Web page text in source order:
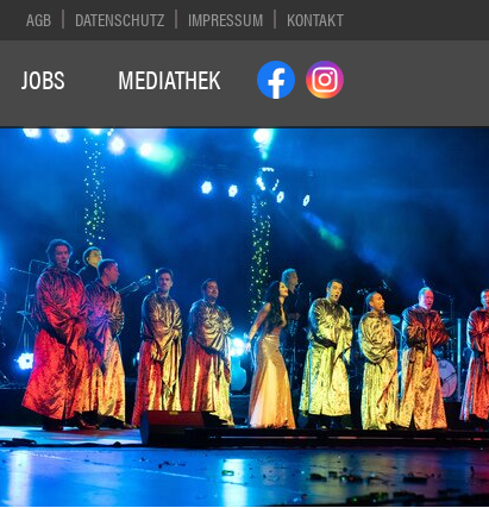
AGB DATENSCHUTZ IMPRESSUM KONTAKT
JOBS MEDIATHEK